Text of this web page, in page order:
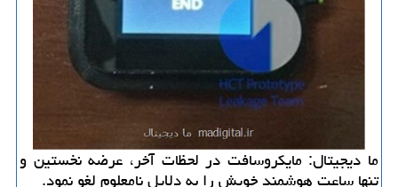
ما دیجیتال: مایكروسافت در لحظات آخر، عرضه نخستین و
تنها ساعت هوشمند خویش را به دلایل نامعلوم لغو نمود.